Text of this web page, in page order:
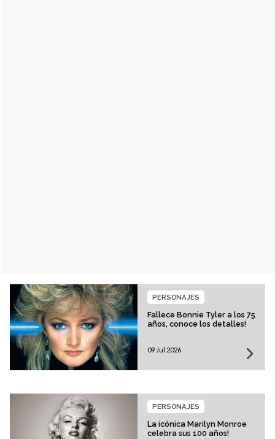
Fallece Bonnie Tyler a los 75
años, conoce los detalles!
PERSONAJES
09 Jul 2026
La icónica Marilyn Monroe
celebra sus 100 años!
PERSONAJES